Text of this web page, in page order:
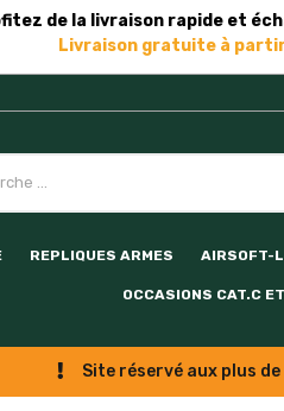
de la livraison rapide et
Livraison gratuite à
REPLIQUES ARMES AIRSOFT-
OCCASIONS CAT.C
Site réservé aux plus de